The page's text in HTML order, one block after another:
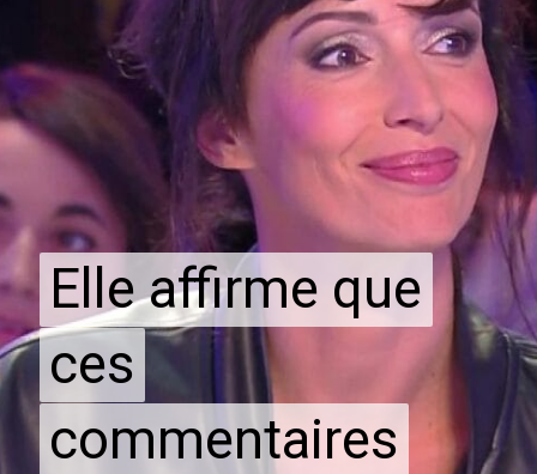
Elle affirme que
ces
commentaires
Elle affirme que
ces
commentaires